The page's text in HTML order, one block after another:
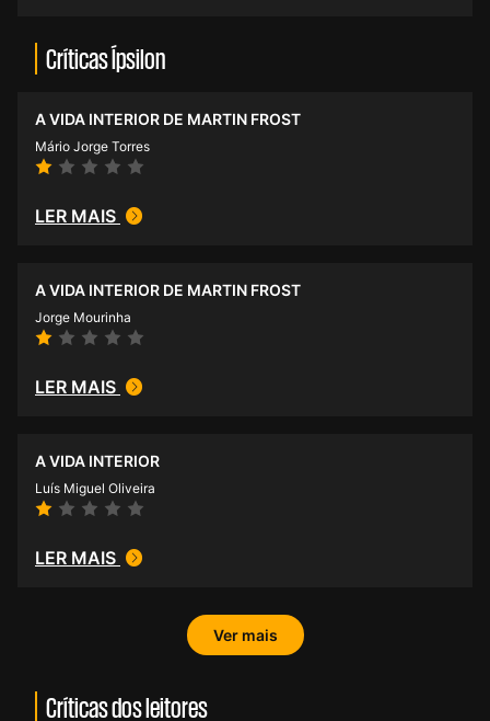
Críticas Ípsilon
A VIDA INTERIOR DE MARTIN FROST
Mário Jorge Torres
LER MAIS
A VIDA INTERIOR DE MARTIN FROST
Jorge Mourinha
LER MAIS
A VIDA INTERIOR
Luís Miguel Oliveira
LER MAIS
Ver mais
Críticas dos leitores